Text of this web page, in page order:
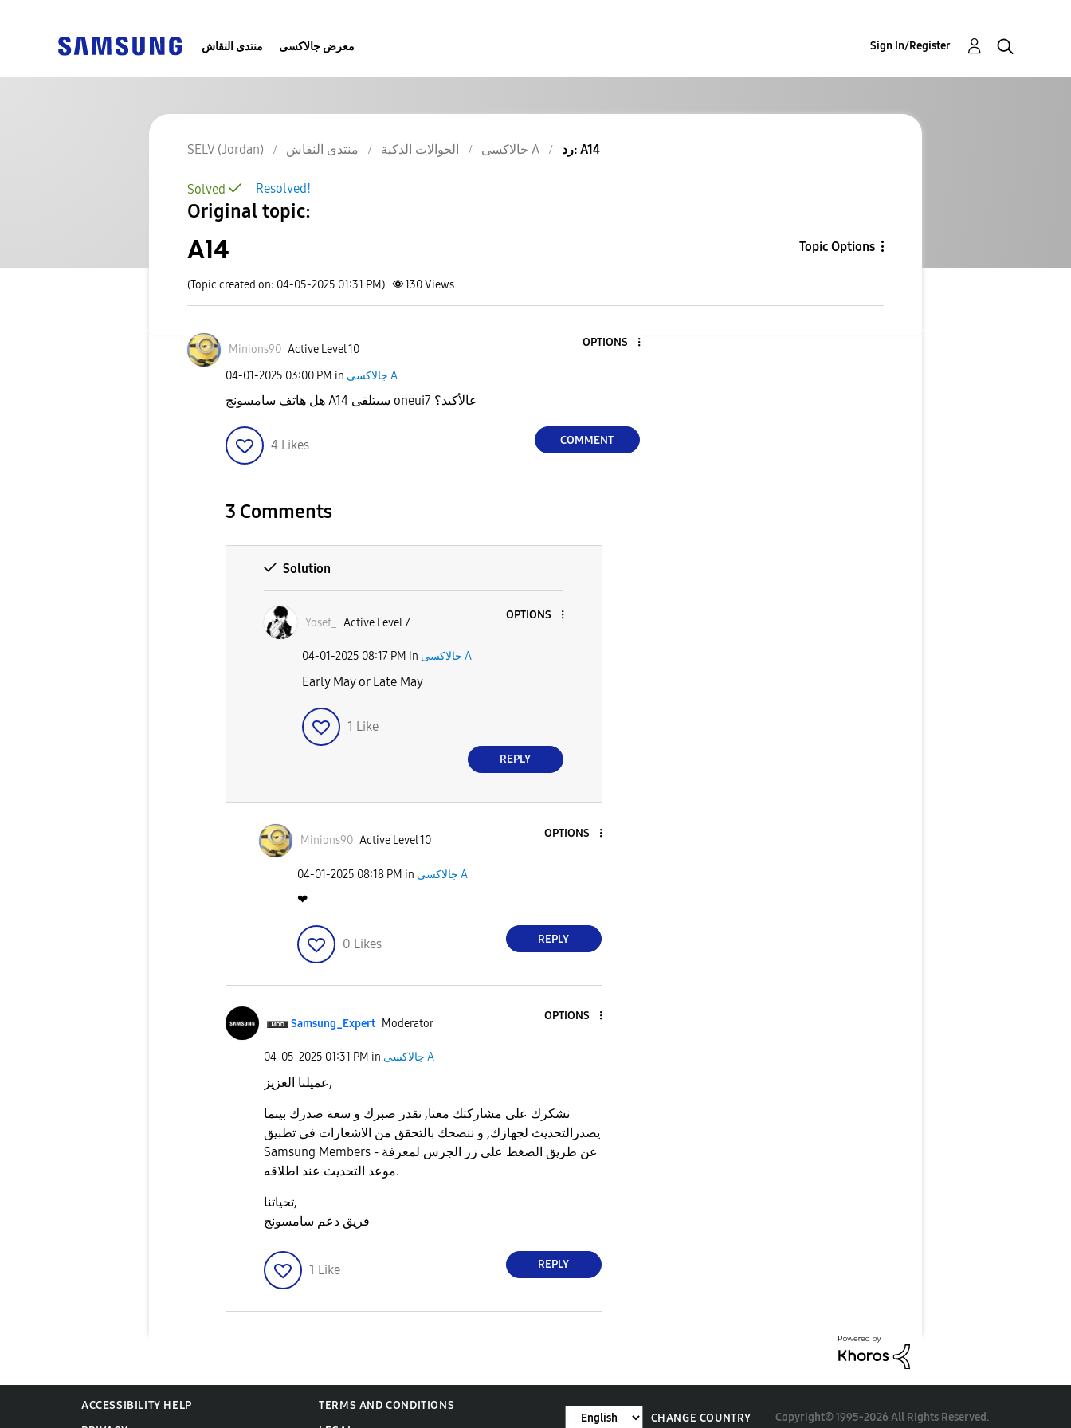
منتدى النقاش معرض جالاكسى Sign In/Register
SELV (Jordan) منتدى النقاش الجوالات الذكية جالاكسى A رد: A14
Resolved!
Solved
Original topic:
A14 Topic Options
(Topic created on: 04-05-2025 01:31 PM) 130Views
Minions90 Active Level 10
OPTIONS
‎04-01-2025 03:00 PM in جالاكسى A
هل هاتف سامسونج A14 سيتلقى oneui7 عالأكيد؟
4 Likes COMMENT
3 Comments
Solution
Yosef_ Active Level 7
OPTIONS
‎04-01-2025 08:17 PM in جالاكسى A
Early May or Late May
1 Like
REPLY
Minions90 Active Level 10
OPTIONS
‎04-01-2025 08:18 PM in جالاكسى A
❤
0 Likes REPLY
Samsung_Expert Moderator
OPTIONS
‎04-05-2025 01:31 PM in جالاكسى A
عميلنا العزيز,
نشكرك على مشاركتك معنا, نقدر صبرك و سعة صدرك بينما
يصدرالتحديث لجهازك, و ننصحك بالتحقق من الاشعارات في تطبيق
Samsung Members - عن طريق الضغط على زر الجرس لمعرفة
موعد التحديث عند اطلاقه.
تحياتنا,
فريق دعم سامسونج
1 Like REPLY
ACCESSIBILITY HELP
TERMS AND CONDITIONS
CHANGE COUNTRY Copyright© 1995-2026 All Rights Reserved.